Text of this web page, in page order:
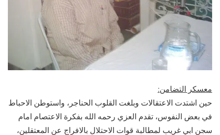
معسكر التضامن:
حين اشتدت الاعتقالات وبلغت القلوب الحناجر، واستوطن الاحباط
في بعض النفوس، تقدم العزي رحمه الله بفكرة الاعتصام امام
سجن ابي غريب لمطالبة قوات الاحتلال بالافراج عن المعتقلين،